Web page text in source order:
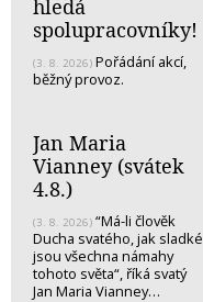
hledá
spolupracovníky!
(3. 8. 2026) Pořádání akcí,
běžný provoz.
Jan Maria
Vianney (svátek
4.8.)
(3. 8. 2026) “Má-li člověk
Ducha svatého, jak sladké
jsou všechna námahy
tohoto světa“, říká svatý
Jan Maria Vianney…